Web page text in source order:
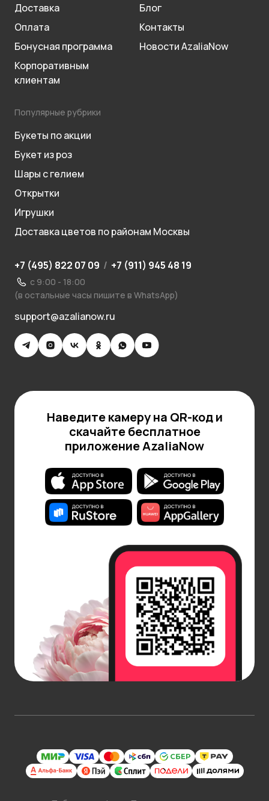
Доставка
Оплата
Бонусная программа
Корпоративным
клиентам
Блог
Контакты
Новости AzaliaNow
Популярные рубрики
Букеты по акции
Букет из роз
Шары с гелием
Открытки
Игрушки
Доставка цветов по районам Москвы
+7 (495) 822 07 09 / +7 (911) 945 48 19
с 9:00 - 18:00
(в остальные часы пишите в WhatsApp)
support@azalianow.ru
Наведите камеру на QR-код и
скачайте бесплатное
приложение AzaliaNow